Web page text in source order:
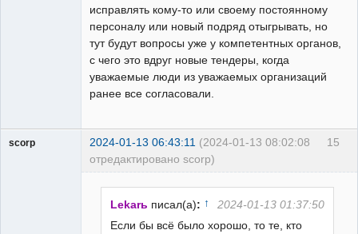
исправлять кому-то или своему постоянному
персоналу или новый подряд отыгрывать, но
тут будут вопросы уже у компетентных органов,
с чего это вдруг новые тендеры, когда
уважаемые люди из уважаемых организаций
ранее все согласовали.
15
scorp 2024-01-13 06:43:11 (2024-01-13 08:02:08
отредактировано scorp)
Lekarь писал(а): ↑
2024-01-13 01:37:50
Если бы всё было хорошо, то те, кто